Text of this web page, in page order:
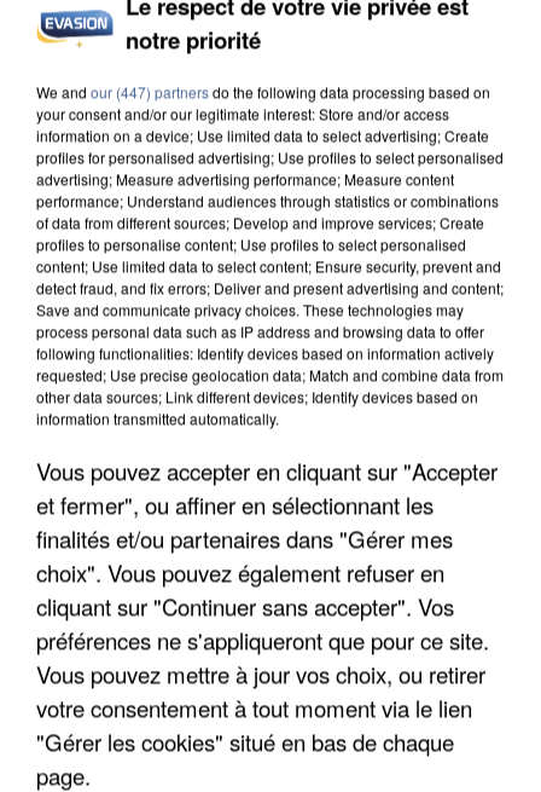
INCENDIES : L’ÎLE-DE-FRANCE LANCE UN ÉLAN
DE SOLIDARITÉ AVEC LES...
APRÈS TOUTES CES CANICULES, LES REFUGES
DE FAUNE SAUVAGE SONT...
notre priorité
We and our (447) partnersdo the following data processing based on
your consent and/or our legitimate interest: Store and/or access
information on a device; Use limited data to select advertising; Create
profiles for personalised advertising; Use profiles to select personalised
advertising; Measure advertising performance; Measure content
performance; Understand audiences through statistics or combinations
of data from different sources; Develop and improve services; Create
profiles to personalise content; Use profiles to select personalised
content; Use limited data to select content; Ensure security, prevent and
detect fraud, and fix errors; Deliver and present advertising and content;
Save and communicate privacy choices. These technologies may
process personal data such as IP address and browsing data to offer
following functionalities: Identify devices based on information actively
requested; Use precise geolocation data; Match and combine data from
other data sources; Link different devices; Identify devices based on
information transmitted automatically.
Vous pouvez accepter en cliquant sur "Accepter
et fermer", ou affiner en sélectionnant les
finalités et/ou partenaires dans "Gérer mes
choix". Vous pouvez également refuser en
cliquant sur "Continuer sans accepter". Vos
préférences ne s'appliqueront que pour ce site.
Vous pouvez mettre à jour vos choix, ou retirer
votre consentement à tout moment via le lien
"Gérer les cookies" situé en bas de chaque
page.